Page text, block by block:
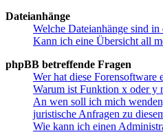
Dateianhänge
Welche Dateianhänge sind
Kann ich eine Übersicht all
phpBB betreffende Fragen
Wer hat diese Forensoftware
Warum ist Funktion x oder y
An wen soll ich mich
juristische Anfragen zu
Wie kann ich einen